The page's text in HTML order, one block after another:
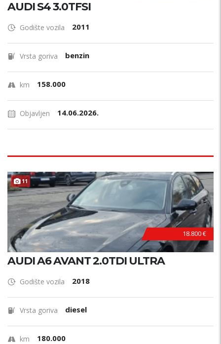
AUDI S4 3.0TFSI
Godište vozila 2011
Vrsta goriva benzin
km 158.000
Objavljen 14.06.2026.
11
18.800 €
AUDI A6 AVANT 2.0TDI ULTRA
Godište vozila 2018
Vrsta goriva diesel
km 180.000